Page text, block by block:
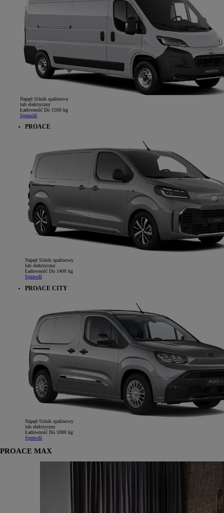
Napęd Silnik spalinowy
lub elektryczny
Ładowność Do 1500 kg
Sprawdź
PROACE
Napęd Silnik spalinowy
lub elektryczny
Ładowność Do 1400 kg
Sprawdź
PROACE CITY
Napęd Silnik spalinowy
lub elektryczny
Ładowność Do 1000 kg
Sprawdź
PROACE MAX